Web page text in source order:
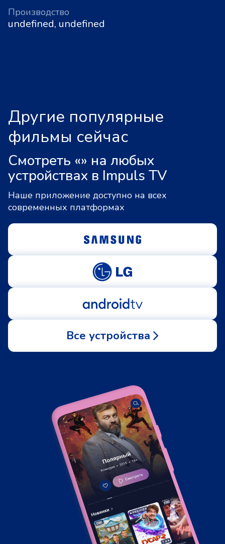
Производство
undefined, undefined
Другие популярные
фильмы сейчас
Смотреть «» на любых
устройствах в Impuls TV
Наше приложение доступно на всех
современных платформах
Все устройства